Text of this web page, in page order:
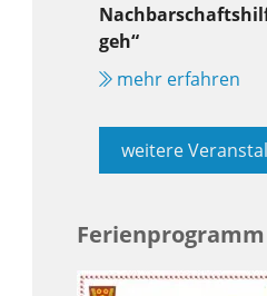
geh“
mehr erfahren
weitere
Ferienprogramm